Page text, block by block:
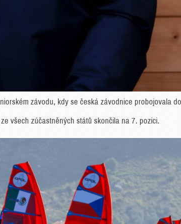
závodu, kdy se česká závodnice probojovala do
všech zúčastněných států skončila na 7. pozici.